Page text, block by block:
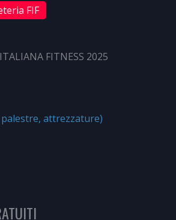
FIF
FITNESS 2025
palestre, attrezzature)